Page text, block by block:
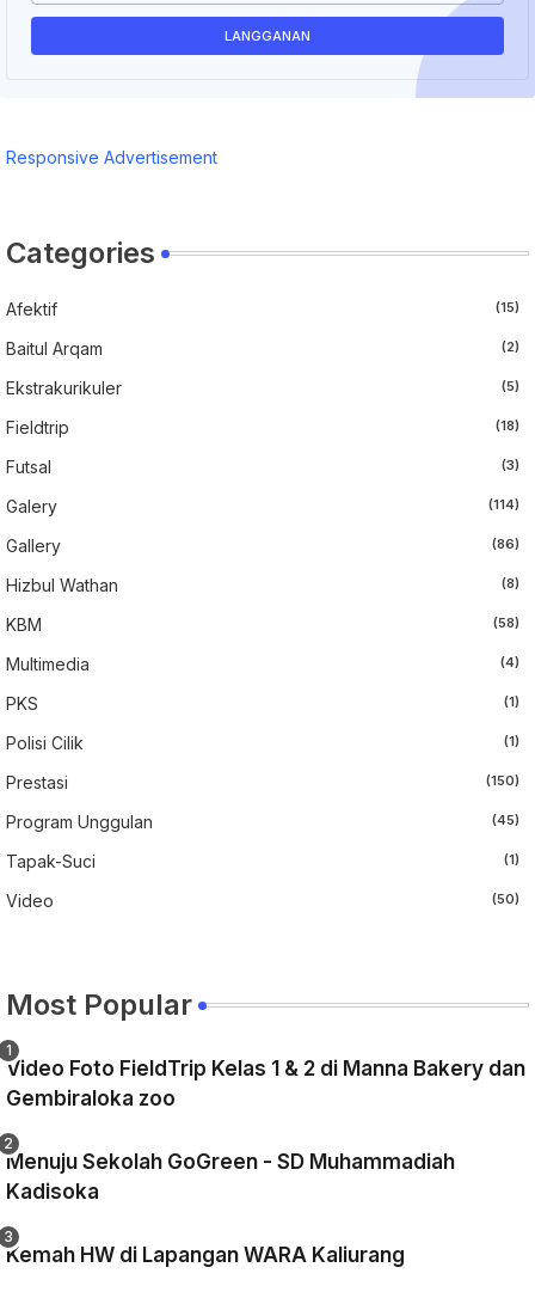
Responsive Advertisement
Categories
Afektif (15)
Baitul Arqam (2)
Ekstrakurikuler (5)
Fieldtrip (18)
Futsal (3)
Galery (114)
Gallery (86)
Hizbul Wathan (8)
KBM (58)
Multimedia (4)
PKS (1)
Polisi Cilik (1)
Prestasi (150)
Program Unggulan (45)
Tapak-Suci (1)
Video (50)
Most Popular
Video Foto FieldTrip Kelas 1 & 2 di Manna Bakery dan
Gembiraloka zoo
Menuju Sekolah GoGreen - SD Muhammadiah
Kadisoka
Kemah HW di Lapangan WARA Kaliurang